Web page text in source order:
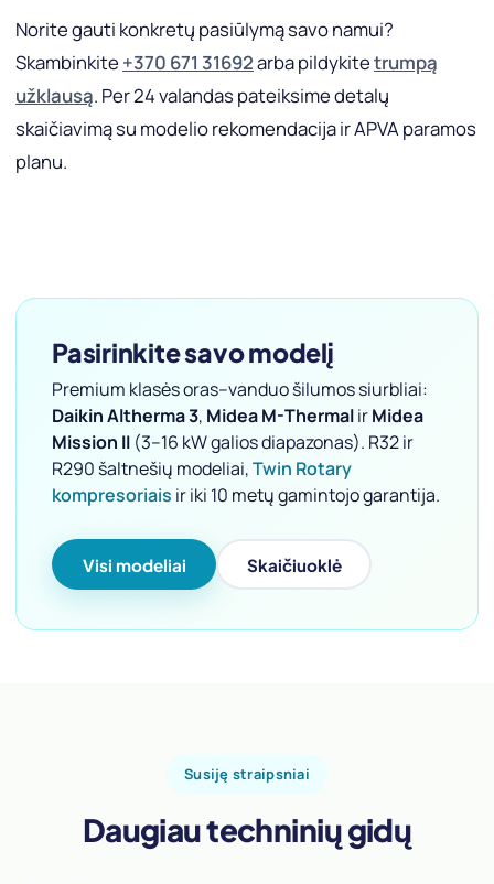
Norite gauti konkretų pasiūlymą savo namui?
Skambinkite +370 671 31692arba pildykitetrumpą
užklausą. Per 24 valandas pateiksime detalų
skaičiavimą su modelio rekomendacija ir APVA paramos
planu.
Pasirinkite savo modelį
Premium klasės oras–vanduo šilumos siurbliai:
Daikin Altherma 3, Midea M-ThermalirMidea
Mission II (3–16 kW galios diapazonas). R32 ir
R290 šaltnešių modeliai,Twin Rotary
kompresoriais ir iki 10 metų gamintojo garantija.
Visi modeliai Skaičiuoklė
Susiję straipsniai
Daugiau techninių gidų